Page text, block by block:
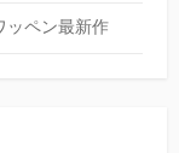
ッペン最新作